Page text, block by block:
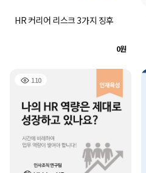
HR 커리어 리스크 3가지 징후
0원
110